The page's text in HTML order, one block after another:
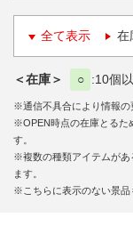
全て表示 在
＜在庫＞ ○ 10個
※通信不具合により情報の
※OPEN時点の在庫とるた
す。
※複数の種類アイテムがあ
ます。
※こちらに表示のない景品